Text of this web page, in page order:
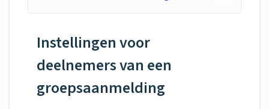
Instellingen voor
deelnemers van een
groepsaanmelding